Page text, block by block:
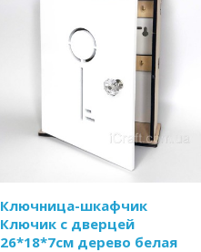
Ключница-шкафчик
Ключик c дверцей
26*18*7см дерево белая